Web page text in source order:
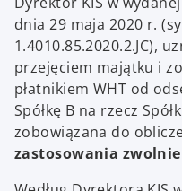
dnia 29 maja 2020 r.
1.4010.85.2020.2.JC),
przejęciem majątku i
płatnikiem WHT od
Spółkę B na rzecz
zobowiązana do
zastosowania